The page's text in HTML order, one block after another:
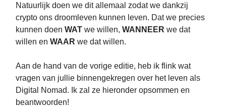
Natuurlijk doen we dit allemaal zodat we dankzij
crypto ons droomleven kunnen leven. Dat we precies
kunnen doen WAT we willen, WANNEER we dat
willen en WAAR we dat willen.
Aan de hand van de vorige editie, heb ik flink wat
vragen van jullie binnengekregen over het leven als
Digital Nomad. Ik zal ze hieronder opsommen en
beantwoorden!